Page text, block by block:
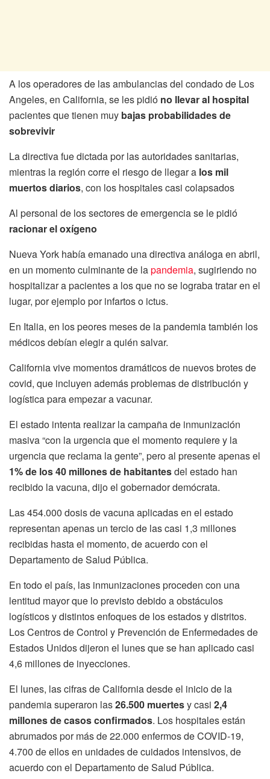
A los operadores de las ambulancias del condado de Los
Angeles, en California, se les pidió no llevar al hospital
pacientes que tienen muy bajas probabilidades de
sobrevivir
La directiva fue dictada por las autoridades sanitarias,
mientras la región corre el riesgo de llegar a los mil
muertos diarios, con los hospitales casi colapsados
Al personal de los sectores de emergencia se le pidió
racionar el oxígeno
Nueva York había emanado una directiva análoga en abril,
en un momento culminante de lapandemia, sugiriendo no
hospitalizar a pacientes a los que no se lograba tratar en el
lugar, por ejemplo por infartos o ictus.
En Italia, en los peores meses de la pandemia también los
médicos debían elegir a quién salvar.
California vive momentos dramáticos de nuevos brotes de
covid, que incluyen además problemas de distribución y
logística para empezar a vacunar.
El estado intenta realizar la campaña de inmunización
masiva “con la urgencia que el momento requiere y la
urgencia que reclama la gente”, pero al presente apenas el
1% de los 40 millones de habitantesdel estado han
recibido la vacuna, dijo el gobernador demócrata.
Las 454.000 dosis de vacuna aplicadas en el estado
representan apenas un tercio de las casi 1,3 millones
recibidas hasta el momento, de acuerdo con el
Departamento de Salud Pública.
En todo el país, las inmunizaciones proceden con una
lentitud mayor que lo previsto debido a obstáculos
logísticos y distintos enfoques de los estados y distritos.
Los Centros de Control y Prevención de Enfermedades de
Estados Unidos dijeron el lunes que se han aplicado casi
4,6 millones de inyecciones.
El lunes, las cifras de California desde el inicio de la
pandemia superaron las26.500 muertesy casi 2,4
millones de casos confirmados. Los hospitales están
abrumados por más de 22.000 enfermos de COVID-19,
4.700 de ellos en unidades de cuidados intensivos, de
acuerdo con el Departamento de Salud Pública.